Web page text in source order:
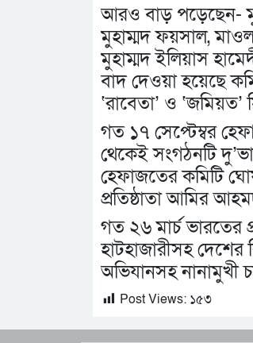
আরও বাড় পড়েছেন-
মুহাম্মদ ফয়সাল,
মুহাম্মদ ইলিয়াস
বাদ দেওয়া হয়েছে
‘রাবেতা’ ও
গত ১৭ সেপ্টেম্বর
থেকেই সংগঠনটি
হেফাজতের কমিটি
প্রতিষ্ঠাতা আমির
গত ২৬ মার্চ ভারতের
হাটহাজারীসহ দেশের
অভিযানসহ নানামুখী
Post Views: ১৫৩